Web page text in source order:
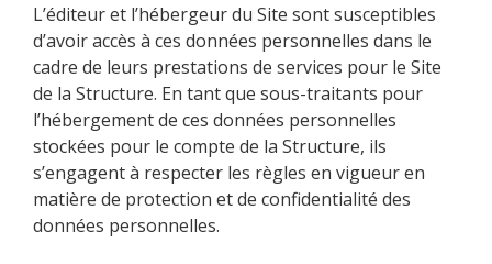
L’éditeur et l’hébergeur du Site sont susceptibles
d’avoir accès à ces données personnelles dans le
cadre de leurs prestations de services pour le Site
de la Structure. En tant que sous-traitants pour
l’hébergement de ces données personnelles
stockées pour le compte de la Structure, ils
s’engagent à respecter les règles en vigueur en
matière de protection et de confidentialité des
données personnelles.